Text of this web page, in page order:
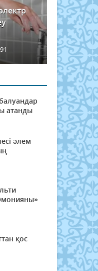
91
атанды
әлем
қос